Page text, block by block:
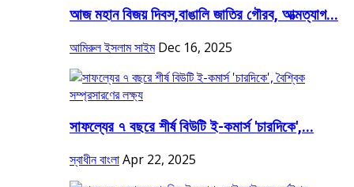
আজ মহান বিজয় দিবস,বাঙালি জাতির গৌরব, আত্মত্যাগ...
আমিরুল ইসলাম সাইম Dec 16, 2025
সাফল্যের ৭ বছরে শীর্ষ বিউটি ই-কমার্স 'চারদিকে',...
স্বাধীন বাংলাApr 22, 2025